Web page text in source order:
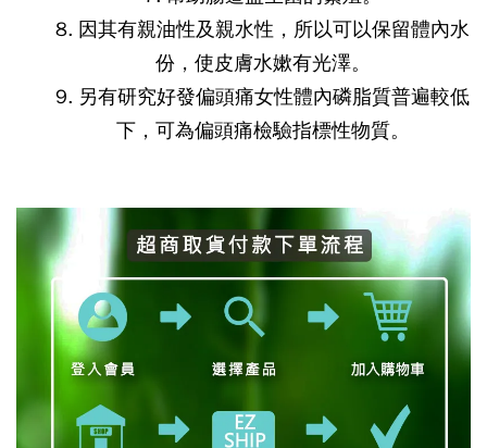
8. 因其有親油性及親水性，所以可以保留體內水
份，使皮膚水嫰有光澤。
9. 另有研究好發偏頭痛女性體內磷脂質普遍較低
下，可為偏頭痛檢驗指標性物質。